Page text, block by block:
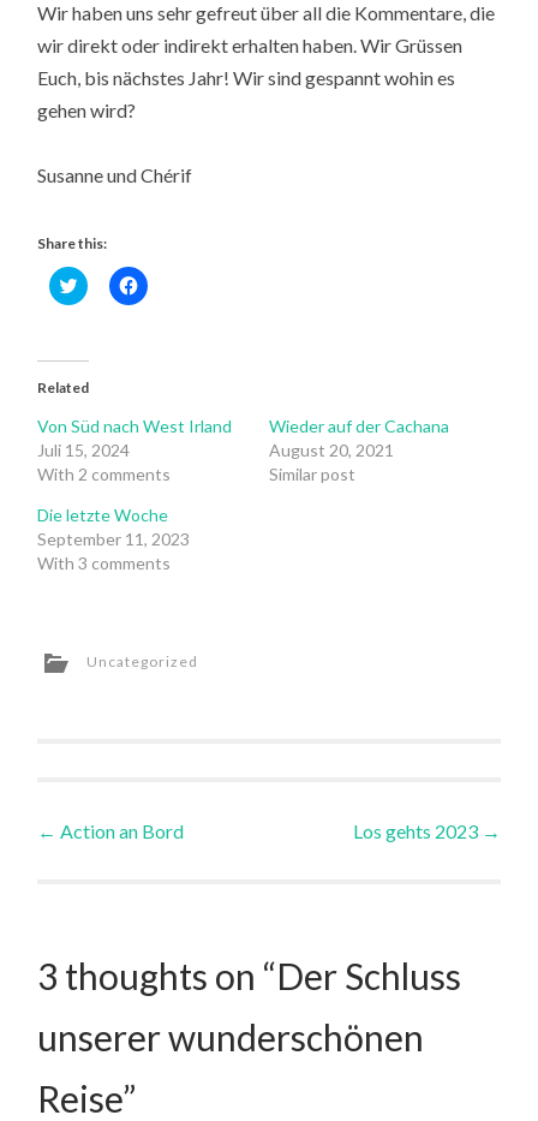
Wir haben uns sehr gefreut über all die Kommentare, die
wir direkt oder indirekt erhalten haben. Wir Grüssen
Euch, bis nächstes Jahr! Wir sind gespannt wohin es
gehen wird?
Susanne und Chérif
Share this:
Click
to
(Opens
new
Click
to
Related
Von Süd nach West Irland
Juli 15, 2024
With 2 comments
Wieder auf der Cachana
August 20, 2021
Similar post
Die letzte Woche
September 11, 2023
With 3 comments
Uncategorized
Post
← Action an Bord Los gehts 2023 →
3 thoughts on “Der Schluss
unserer wunderschönen
Reise”